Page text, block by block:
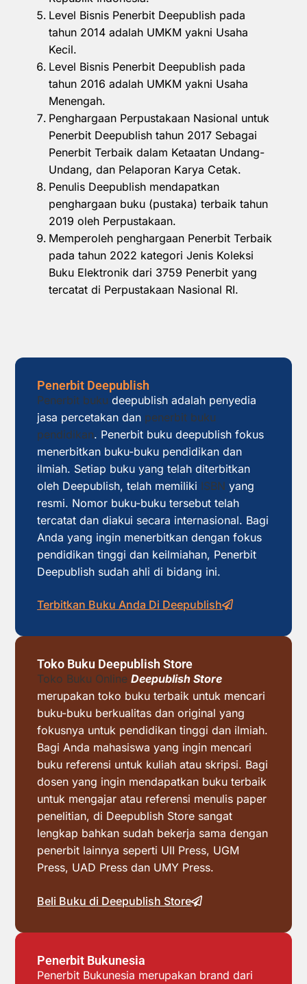
Level Bisnis Penerbit Deepublish pada
tahun 2014 adalah UMKM yakni Usaha
Kecil.
Level Bisnis Penerbit Deepublish pada
tahun 2016 adalah UMKM yakni Usaha
Menengah.
Penghargaan Perpustakaan Nasional untuk
Penerbit Deepublish tahun 2017 Sebagai
Penerbit Terbaik dalam Ketaatan Undang-
Undang, dan Pelaporan Karya Cetak.
Penulis Deepublish mendapatkan
penghargaan buku (pustaka) terbaik tahun
2019 oleh Perpustakaan.
Memperoleh penghargaan Penerbit Terbaik
pada tahun 2022 kategori Jenis Koleksi
Buku Elektronik dari 3759 Penerbit yang
tercatat di Perpustakaan Nasional RI.
Penerbit Deepublish
Penerbit buku deepublish adalah penyedia
jasa percetakan dan penerbit buku
pendidikan. Penerbit buku deepublish fokus
menerbitkan buku-buku pendidikan dan
ilmiah. Setiap buku yang telah diterbitkan
oleh Deepublish, telah memiliki ISBN yang
resmi. Nomor buku-buku tersebut telah
tercatat dan diakui secara internasional. Bagi
Anda yang ingin menerbitkan dengan fokus
pendidikan tinggi dan keilmiahan, Penerbit
Deepublish sudah ahli di bidang ini.
Terbitkan Buku Anda Di Deepublish
Toko Buku Deepublish Store
Toko Buku Online Deepublish Store
merupakan toko buku terbaik untuk mencari
buku-buku berkualitas dan original yang
fokusnya untuk pendidikan tinggi dan ilmiah.
Bagi Anda mahasiswa yang ingin mencari
buku referensi untuk kuliah atau skripsi. Bagi
dosen yang ingin mendapatkan buku terbaik
untuk mengajar atau referensi menulis paper
penelitian, di Deepublish Store sangat
lengkap bahkan sudah bekerja sama dengan
penerbit lainnya seperti UII Press, UGM
Press, UAD Press dan UMY Press.
Beli Buku di Deepublish Store
Penerbit Bukunesia
Penerbit Bukunesia merupakan brand dari